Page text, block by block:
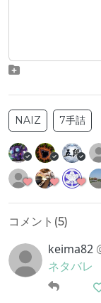
NAIZ 7手詰
コメント(5)
keima82
ネタバレ